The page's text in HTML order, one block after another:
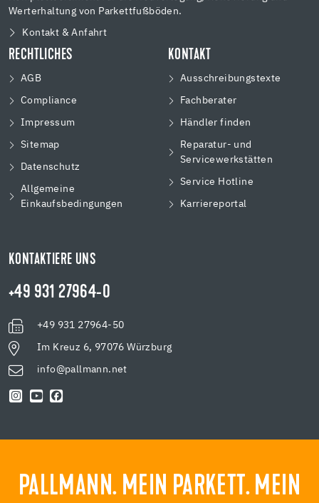
Werterhaltung von Parkettfußböden.
Kontakt & Anfahrt
RECHTLICHES
AGB
Compliance
Impressum
Sitemap
Datenschutz
Allgemeine
Einkaufsbedingungen
KONTAKT
Ausschreibungstexte
Fachberater
Händler finden
Reparatur- und
Servicewerkstätten
Service Hotline
Karriereportal
KONTAKTIERE UNS
+49 931 27964-0
+49 931 27964-50
Im Kreuz 6, 97076 Würzburg
info@pallmann.net
PALLMANN. MEIN PARKETT. MEIN